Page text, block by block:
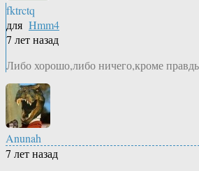
fktrctq
для Hmm4
7 лет назад
Либо хорошо,либо ничего,кроме
Anunah
7 лет назад